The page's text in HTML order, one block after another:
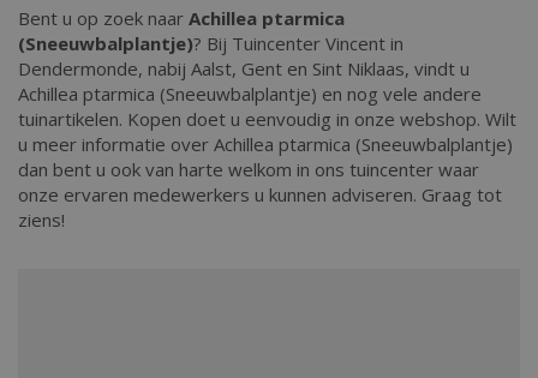
Bent u op zoek naar Achillea ptarmica
(Sneeuwbalplantje)? Bij Tuincenter Vincent in
Dendermonde, nabij Aalst, Gent en Sint Niklaas, vindt u
Achillea ptarmica (Sneeuwbalplantje) en nog vele andere
tuinartikelen. Kopen doet u eenvoudig in onze webshop. Wilt
u meer informatie over Achillea ptarmica (Sneeuwbalplantje)
dan bent u ook van harte welkom in ons tuincenter waar
onze ervaren medewerkers u kunnen adviseren. Graag tot
ziens!